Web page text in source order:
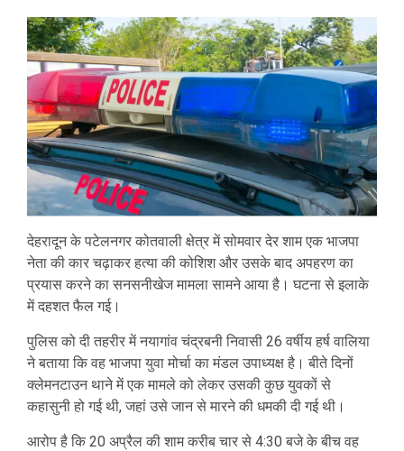
देहरादून के पटेलनगर कोतवाली क्षेत्र में सोमवार देर शाम एक भाजपा
नेता की कार चढ़ाकर हत्या की कोशिश और उसके बाद अपहरण का
प्रयास करने का सनसनीखेज मामला सामने आया है। घटना से इलाके
में दहशत फैल गई।
पुलिस को दी तहरीर में नयागांव चंद्रबनी निवासी 26 वर्षीय हर्ष वालिया
ने बताया कि वह भाजपा युवा मोर्चा का मंडल उपाध्यक्ष है। बीते दिनों
क्लेमनटाउन थाने में एक मामले को लेकर उसकी कुछ युवकों से
कहासुनी हो गई थी, जहां उसे जान से मारने की धमकी दी गई थी।
आरोप है कि 20 अप्रैल की शाम करीब चार से 4:30 बजे के बीच वह